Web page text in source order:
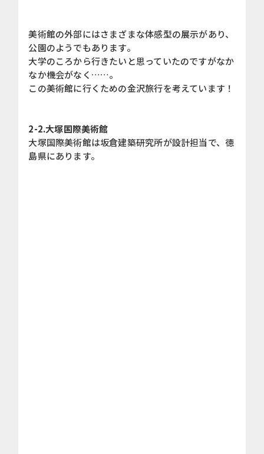
美術館の外部にはさまざまな体感型の展示があり、
公園のようでもあります。
大学のころから行きたいと思っていたのですがなか
なか機会がなく……。
この美術館に行くための金沢旅行を考えています！
2-2.大塚国際美術館
大塚国際美術館は坂倉建築研究所が設計担当で、徳
島県にあります。